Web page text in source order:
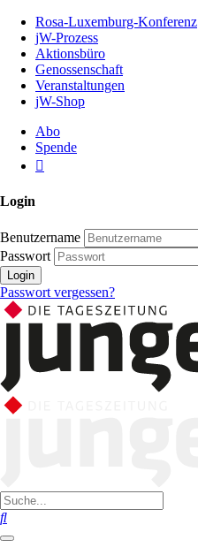
Inhalt
Seite
Rosa-Luxemburg-Konferenz
jW-Prozess
Aktionsbüro
Genossenschaft
Veranstaltungen
jW-Shop
Abo
Spende
Login
Benutzername
Passwort
Login
Passwort vergessen?